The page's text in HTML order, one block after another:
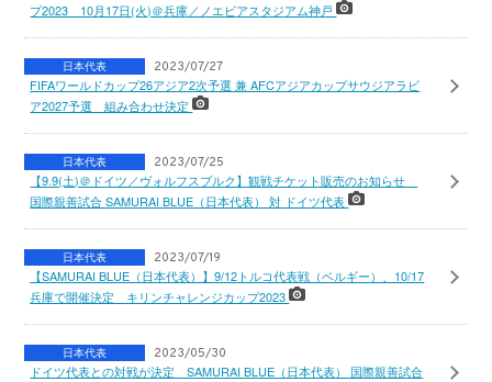
プ2023 10月17日(火)＠兵庫／ノエビアスタジアム神戸
日本代表 2023/07/27
FIFAワールドカップ26アジア2次予選 兼 AFCアジアカップサウジアラビ
ア2027予選 組み合わせ決定
日本代表 2023/07/25
【9.9(土)＠ドイツ／ヴォルフスブルク】観戦チケット販売のお知らせ
国際親善試合 SAMURAI BLUE（日本代表） 対 ドイツ代表
日本代表 2023/07/19
【SAMURAI BLUE（日本代表）】9/12トルコ代表戦（ベルギー）、10/17
兵庫で開催決定 キリンチャレンジカップ2023
日本代表 2023/05/30
ドイツ代表との対戦が決定 SAMURAI BLUE（日本代表） 国際親善試合